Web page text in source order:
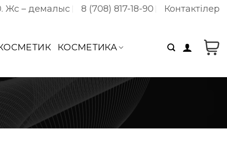
Жс – демалыс 8 (708) 817-18-90 Контактілер
КОСМЕТИКА